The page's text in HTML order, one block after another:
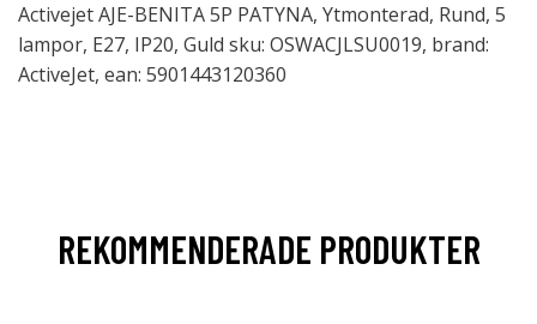
Activejet AJE-BENITA 5P PATYNA, Ytmonterad, Rund, 5
lampor, E27, IP20, Guld sku: OSWACJLSU0019, brand:
ActiveJet, ean: 5901443120360
REKOMMENDERADE PRODUKTER